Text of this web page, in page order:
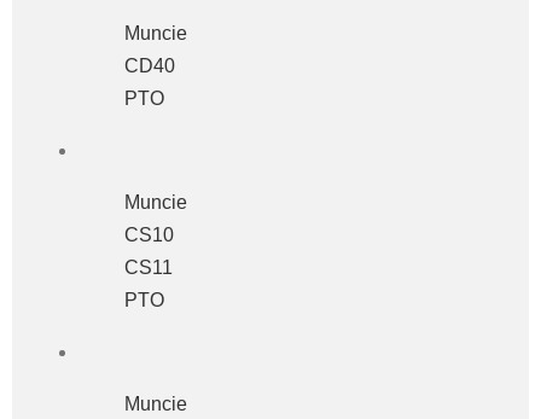
Muncie
CD40
PTO
Muncie
CS10
CS11
PTO
Muncie